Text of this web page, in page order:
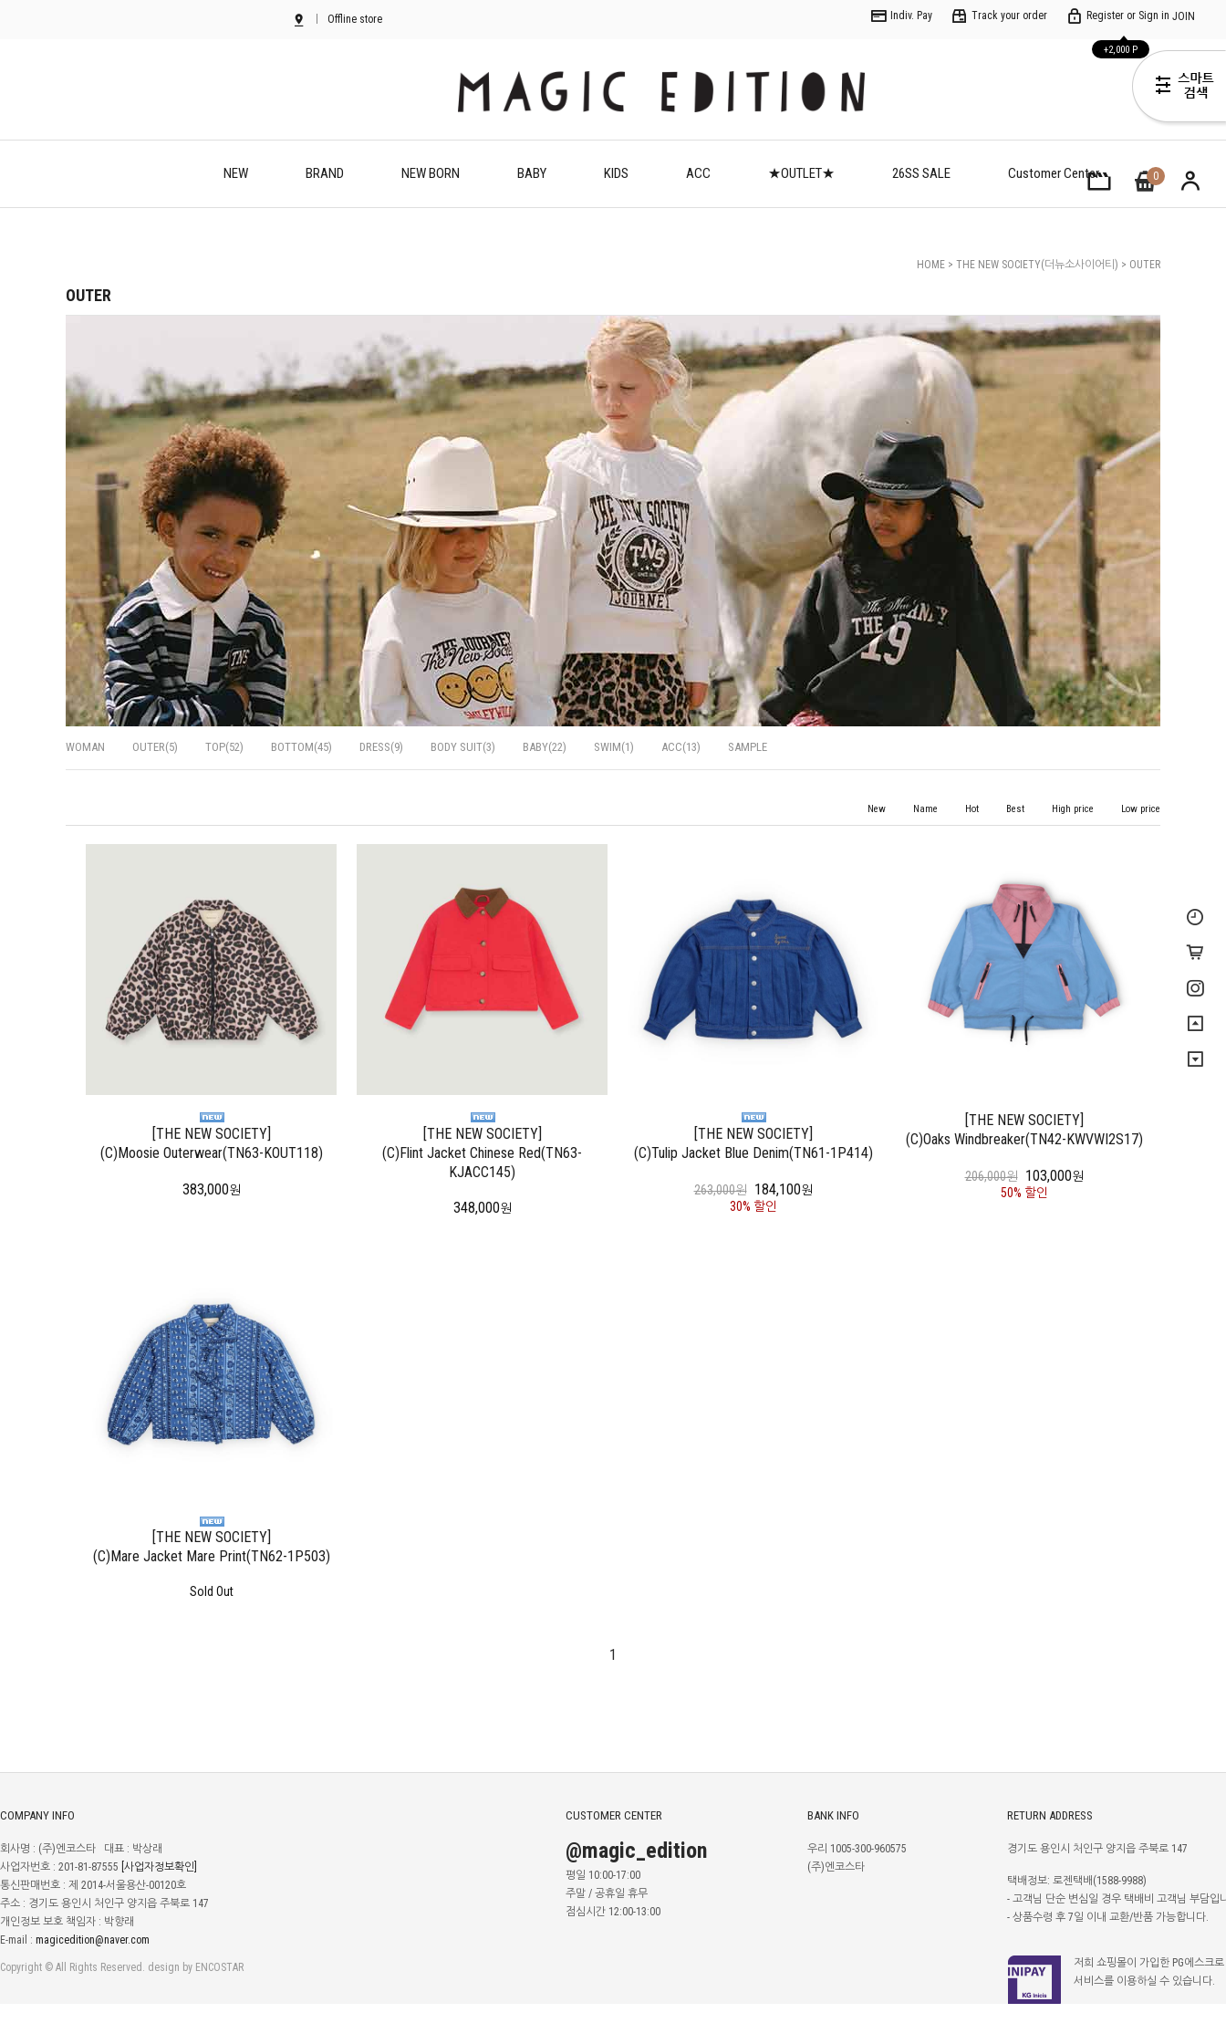
Offline store Indiv. Pay Track your order Register or Sign in JOIN
+2,000 P
NEW BRAND NEW BORN BABY KIDS ACC ★OUTLET★ 26SS SALE Customer Center 0
HOME > THE NEW SOCIETY(더뉴소사이어티) > OUTER
OUTER
WOMAN OUTER(5) TOP(52) BOTTOM(45) DRESS(9) BODY SUIT(3) BABY(22) SWIM(1) ACC(13) SAMPLE
New Name Hot Best High price Low price
[THE NEW SOCIETY]
(C)Moosie Outerwear(TN63-KOUT118)
383,000원
[THE NEW SOCIETY]
(C)Flint Jacket Chinese Red(TN63-
KJACC145)
348,000원
[THE NEW SOCIETY]
(C)Tulip Jacket Blue Denim(TN61-1P414)
263,000원 184,100원
30% 할인
[THE NEW SOCIETY]
(C)Oaks Windbreaker(TN42-KWVWI2S17)
206,000원 103,000원
50% 할인
[THE NEW SOCIETY]
(C)Mare Jacket Mare Print(TN62-1P503)
Sold Out
1
COMPANY INFO
회사명 : (주)엔코스타 대표 : 박상래
사업자번호 : 201-81-87555 [사업자정보확인]
통신판매번호 : 제 2014-서울용산-00120호
주소 : 경기도 용인시 처인구 양지읍 주북로 147
개인정보 보호 책임자 : 박향래
E-mail : magicedition@naver.com
Copyright © All Rights Reserved. design by ENCOSTAR
CUSTOMER CENTER
@magic_edition
평일 10:00-17:00
주말 / 공휴일 휴무
점심시간 12:00-13:00
BANK INFO
우리 1005-300-960575
(주)엔코스타
RETURN ADDRESS
경기도 용인시 처인구 양지읍 주북로 147
택배정보: 로젠택배(1588-9988)
- 고객님 단순 변심일 경우 택배비 고객님 부담입
- 상품수령 후 7일 이내 교환/반품 가능합니다.
저희 쇼핑몰이 가입한 PG에스크로
서비스를 이용하실 수 있습니다.